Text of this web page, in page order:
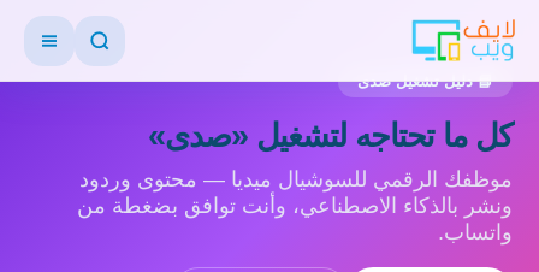
📘 دليل تشغيل صدى
كل ما تحتاجه لتشغيل «صدى»
موظفك الرقمي للسوشيال ميديا — محتوى وردود
ونشر بالذكاء الاصطناعي، وأنت توافق بضغطة من
واتساب.